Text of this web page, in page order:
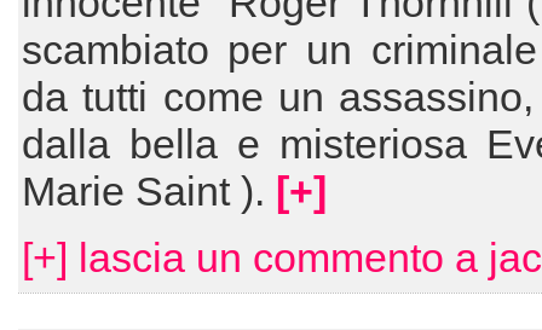
scambiato per un
da tutti come un
dalla bella e misteriosa
Marie Saint ). [+]
[+] lascia un commento a